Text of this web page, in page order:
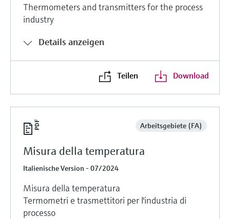
Thermometers and transmitters for the process
industry
Details anzeigen
Teilen Download
Arbeitsgebiete (FA)
Misura della temperatura
Italienische Version - 07/2024
Misura della temperatura
Termometri e trasmettitori per l'industria di
processo